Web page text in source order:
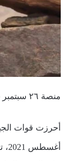
منصة ٢٦ سبتمبر – مأرب